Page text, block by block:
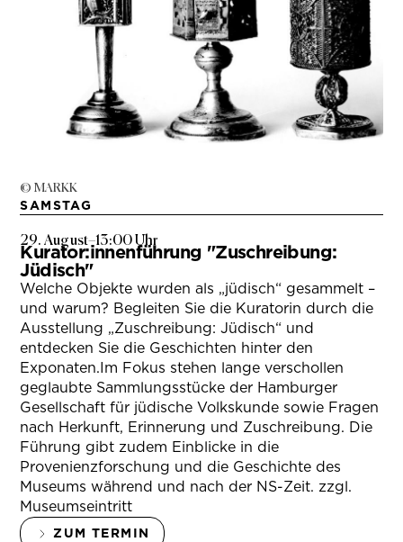
© MARKK
SAMSTAG
29. August–13:00 Uhr
Kurator:innenführung "Zuschreibung:
Jüdisch"
Welche Objekte wurden als „jüdisch“ gesammelt –
und warum? Begleiten Sie die Kuratorin durch die
Ausstellung „Zuschreibung: Jüdisch“ und
entdecken Sie die Geschichten hinter den
Exponaten.Im Fokus stehen lange verschollen
geglaubte Sammlungsstücke der Hamburger
Gesellschaft für jüdische Volkskunde sowie Fragen
nach Herkunft, Erinnerung und Zuschreibung. Die
Führung gibt zudem Einblicke in die
Provenienzforschung und die Geschichte des
Museums während und nach der NS-Zeit. zzgl.
Museumseintritt
ZUM TERMIN